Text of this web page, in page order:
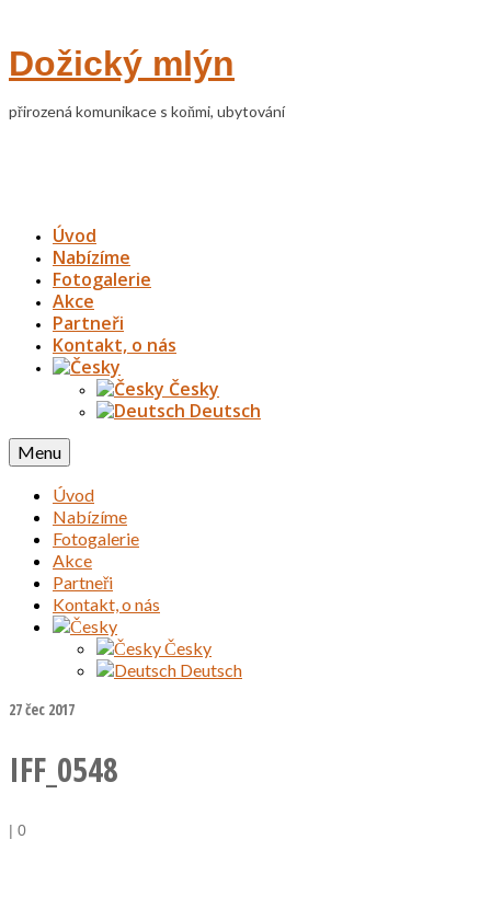
Dožický mlýn
přirozená komunikace s koňmi, ubytování
Úvod
Nabízíme
Fotogalerie
Akce
Partneři
Kontakt, o nás
Česky
Deutsch
Menu
Úvod
Nabízíme
Fotogalerie
Akce
Partneři
Kontakt, o nás
Česky
Deutsch
27čec 2017
IFF_0548
| 0